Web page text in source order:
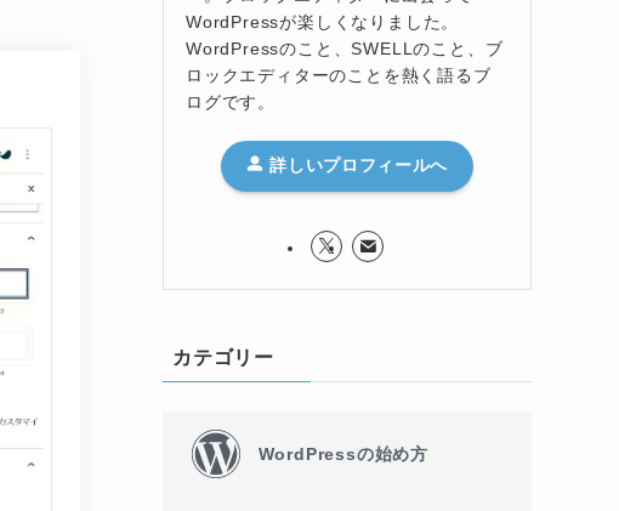
WordPressが楽しくなりました。
WordPressのこと、SWELLのこと、ブ
ロックエディターのことを熱く語るブ
ログです。
詳しいプロフィールへ
カテゴリー
WordPressの始め方